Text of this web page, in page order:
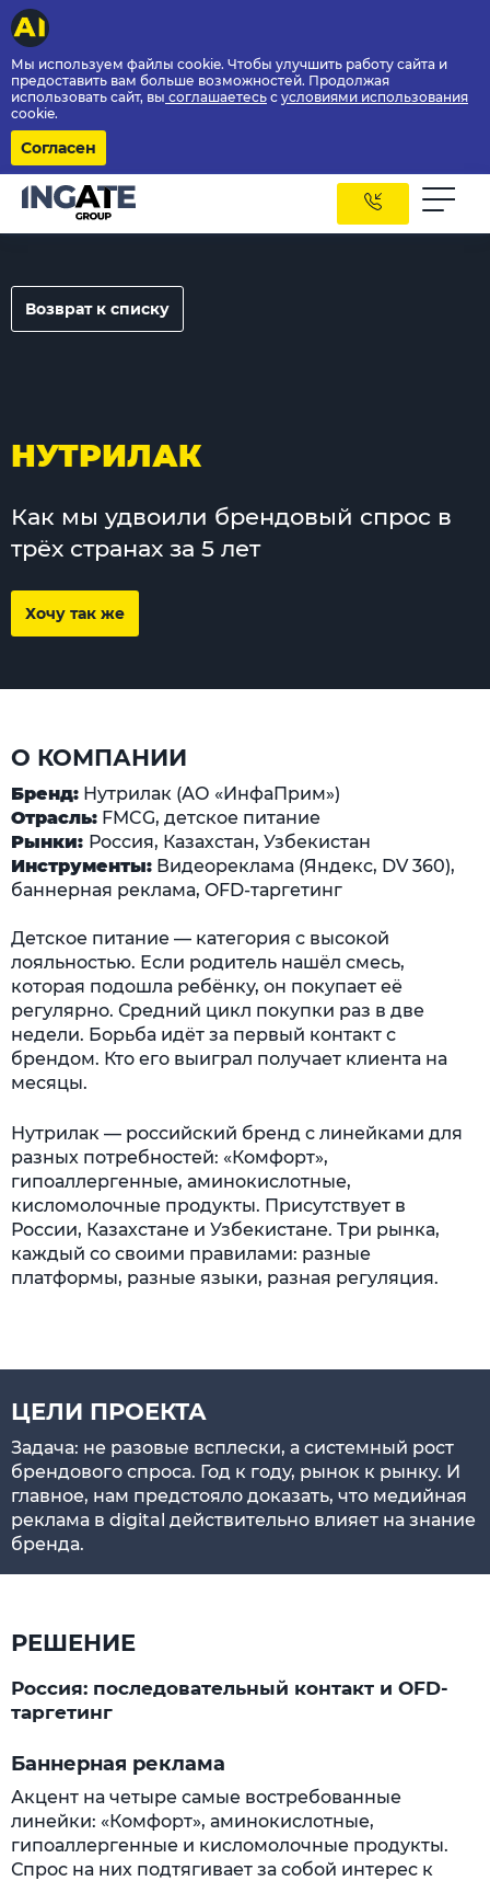
Мы используем файлы cookie. Чтобы улучшить работу сайта и
предоставить вам больше возможностей. Продолжая
использовать сайт, вы соглашаетесь с условиями использования
cookie.
Согласен
Возврат к списку
НУТРИЛАК
Как мы удвоили брендовый спрос в
трёх странах за 5 лет
Хочу так же
О КОМПАНИИ
Бренд: Нутрилак (АО «ИнфаПрим»)
Отрасль: FMCG, детское питание
Рынки: Россия, Казахстан, Узбекистан
Инструменты: Видеореклама (Яндекс, DV 360),
баннерная реклама, OFD-таргетинг
Детское питание — категория с высокой
лояльностью. Если родитель нашёл смесь,
которая подошла ребёнку, он покупает её
регулярно. Средний цикл покупки раз в две
недели. Борьба идёт за первый контакт с
брендом. Кто его выиграл получает клиента на
месяцы.
Нутрилак — российский бренд с линейками для
разных потребностей: «Комфорт»,
гипоаллергенные, аминокислотные,
кисломолочные продукты. Присутствует в
России, Казахстане и Узбекистане. Три рынка,
каждый со своими правилами: разные
платформы, разные языки, разная регуляция.
ЦЕЛИ ПРОЕКТА
Задача: не разовые всплески, а системный рост
брендового спроса. Год к году, рынок к рынку. И
главное, нам предстояло доказать, что медийная
реклама в digital действительно влияет на знание
бренда.
РЕШЕНИЕ
Россия: последовательный контакт и OFD-
таргетинг
Баннерная реклама
Акцент на четыре самые востребованные
линейки: «Комфорт», аминокислотные,
гипоаллергенные и кисломолочные продукты.
Спрос на них подтягивает за собой интерес к